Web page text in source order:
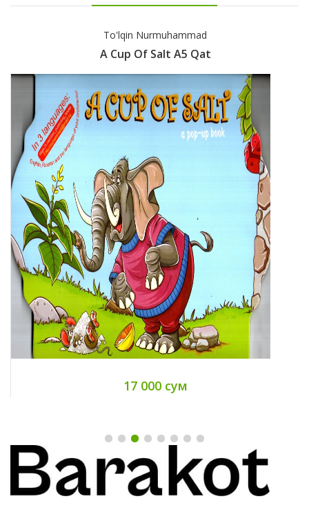
Afg'on Xalq Ertaklar